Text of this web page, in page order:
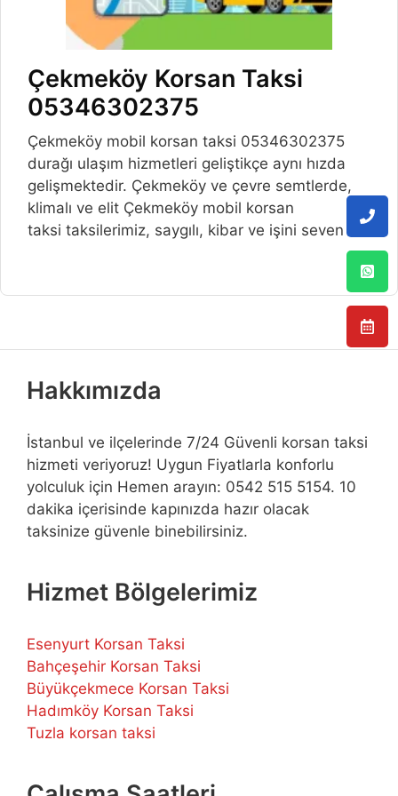
Çekmeköy Korsan Taksi
05346302375
Çekmeköy mobil korsan taksi 05346302375
durağı ulaşım hizmetleri geliştikçe aynı hızda
gelişmektedir. Çekmeköy ve çevre semtlerde,
klimalı ve elit Çekmeköy mobil korsan
taksi taksilerimiz, saygılı, kibar ve işini seven
Hakkımızda
İstanbul ve ilçelerinde 7/24 Güvenli korsan taksi
hizmeti veriyoruz! Uygun Fiyatlarla konforlu
yolculuk için Hemen arayın: 0542 515 5154. 10
dakika içerisinde kapınızda hazır olacak
taksinize güvenle binebilirsiniz.
Hizmet Bölgelerimiz
Esenyurt Korsan Taksi
Bahçeşehir Korsan Taksi
Büyükçekmece Korsan Taksi
Hadımköy Korsan Taksi
Tuzla korsan taksi